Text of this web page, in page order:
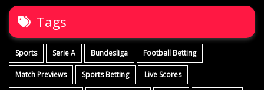
Tags
Sports Serie A Bundesliga Football Betting
Match Previews Sports Betting Live Scores